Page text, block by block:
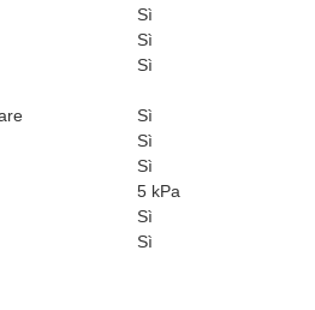
Sì
Sì
Sì
Sì
Sì
Sì
5 kPa
Sì
Sì